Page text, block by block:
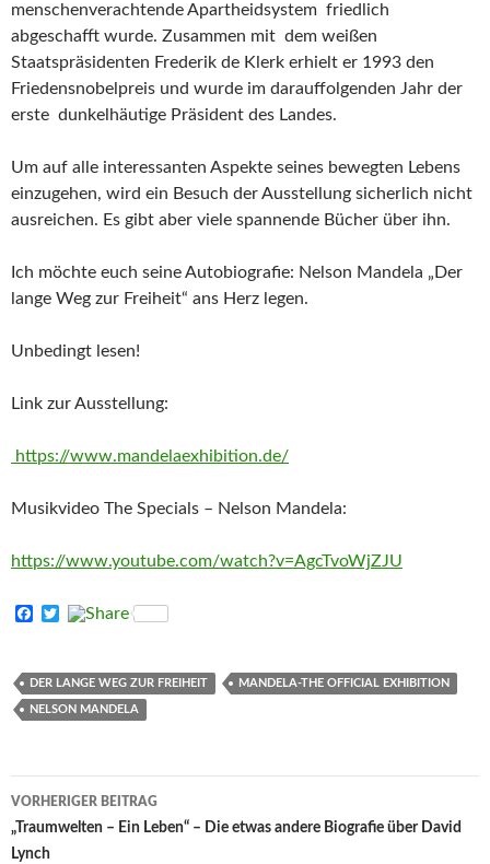
menschenverachtende Apartheidsystem friedlich
abgeschafft wurde. Zusammen mit dem weißen
Staatspräsidenten Frederik de Klerk erhielt er 1993 den
Friedensnobelpreis und wurde im darauffolgenden Jahr der
erste dunkelhäutige Präsident des Landes.
Um auf alle interessanten Aspekte seines bewegten Lebens
einzugehen, wird ein Besuch der Ausstellung sicherlich nicht
ausreichen. Es gibt aber viele spannende Bücher über ihn.
Ich möchte euch seine Autobiografie: Nelson Mandela „Der
lange Weg zur Freiheit“ ans Herz legen.
Unbedingt lesen!
Link zur Ausstellung:
https://www.mandelaexhibition.de/
Musikvideo The Specials – Nelson Mandela:
https://www.youtube.com/watch?v=AgcTvoWjZJU
F
b
o
o
t
e
r
DER LANGE WEG ZUR FREIHEIT MANDELA-THE OFFICIAL EXHIBITION
NELSON MANDELA
Beitrags-
Navigation
VORHERIGER BEITRAG
„Traumwelten – Ein Leben“ – Die etwas andere Biografie über David
Lynch